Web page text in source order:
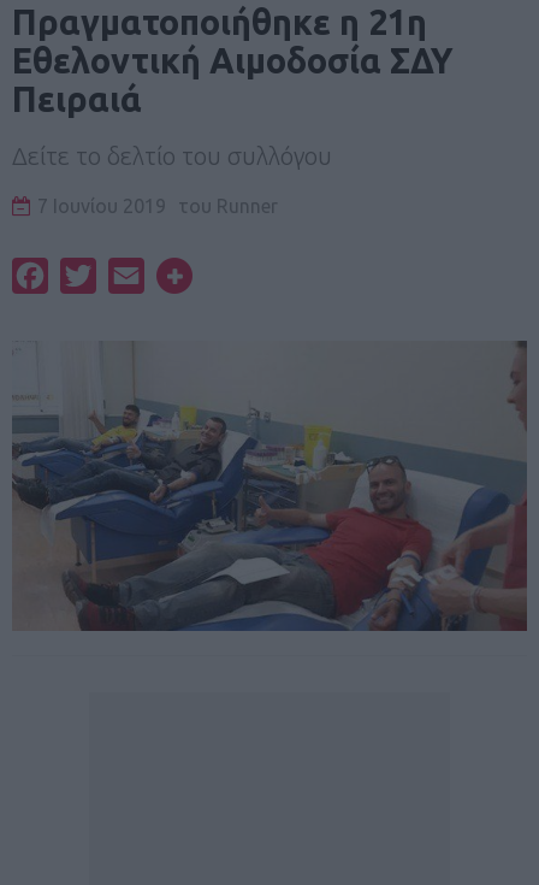
Πραγματοποιήθηκε η 21η
Εθελοντική Αιμοδοσία ΣΔΥ
Πειραιά
Δείτε το δελτίο του συλλόγου
7 Ιουνίου 2019 του Runner
FacebookTwitterEmail